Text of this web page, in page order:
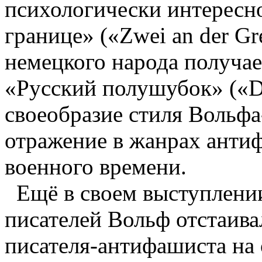
психологически
границе» («Zwei an der
немецкого народа
«Русский полушубок»
своеобразие стиля
отражение в жанрах
военного времени.
Ещё в своем
писателей Вольф
писателя-антифашиста